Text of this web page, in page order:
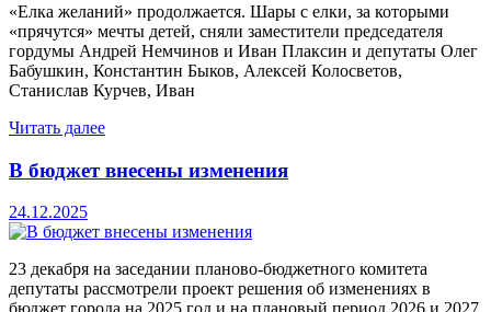
«Елка желаний» продолжается. Шары с елки, за которыми
«прячутся» мечты детей, сняли заместители председателя
гордумы Андрей Немчинов и Иван Плаксин и депутаты Олег
Бабушкин, Константин Быков, Алексей Колосветов,
Станислав Курчев, Иван
Читать далее
В бюджет внесены изменения
24.12.2025
23 декабря на заседании планово-бюджетного комитета
депутаты рассмотрели проект решения об изменениях в